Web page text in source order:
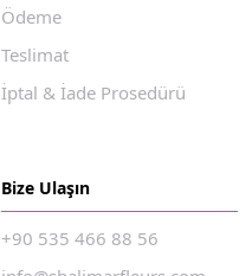
Ödeme
Teslimat
İptal & İade Prosedürü
Bize Ulaşın
+90 535 466 88 56